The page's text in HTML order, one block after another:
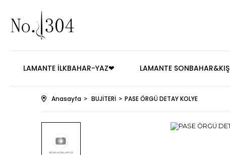
LAMANTE İLKBAHAR-YAZ❤ LAMANTE SONBAHAR&KIŞ
Anasayfa BUJİTERİ PASE ÖRGÜ DETAY KOLYE